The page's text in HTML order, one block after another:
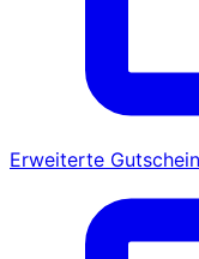
Erweiterte